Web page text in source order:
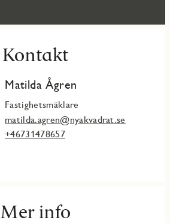
Kontakt
Matilda Ågren
Fastighetsmäklare
matilda.agren@nyakvadrat.se
+46731478657
Mer info